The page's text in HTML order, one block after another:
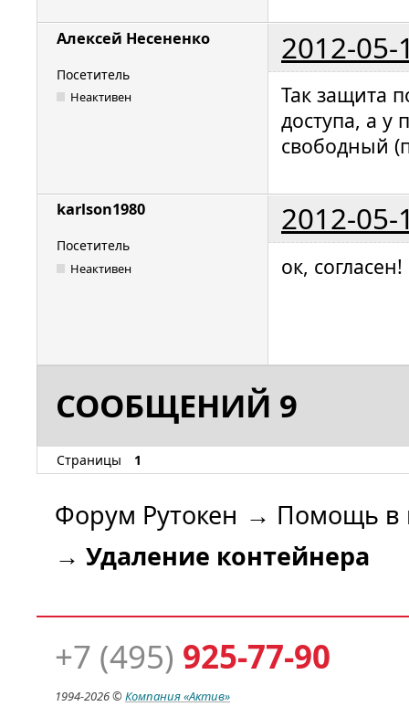
Алексей Несененко 2012-05-
Посетитель
Неактивен
Так защита
доступа, а у
свободный
karlson1980 2012-05-
Посетитель
Неактивен ок,
СООБЩЕНИЙ 9
Страницы 1
Форум Рутокен → Помощь в
→ Удаление контейнера
+7 (495) 925-77-90
1994-2026 ©Компания«Актив»